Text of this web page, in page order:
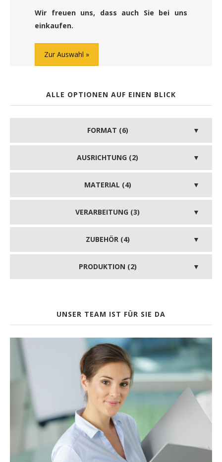
Wir freuen uns, dass auch Sie bei uns
einkaufen.
Zur Auswahl
ALLE OPTIONEN AUF EINEN BLICK
FORMAT (6)
AUSRICHTUNG (2)
MATERIAL (4)
VERARBEITUNG (3)
ZUBEHÖR (4)
PRODUKTION (2)
UNSER TEAM IST FÜR SIE DA